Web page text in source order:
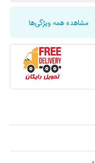
مشاهده همه ویژگی‌ها